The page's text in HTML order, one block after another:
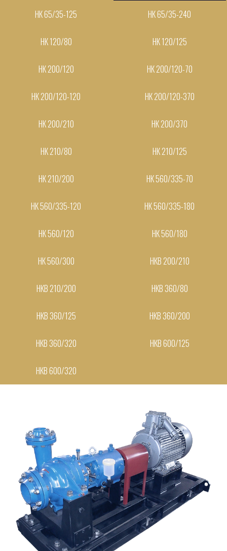
НК 65/35-125 НК 65/35-240
НК 120/80 НК 120/125
НК 200/120 НК 200/120-70
НК 200/120-120 НК 200/120-370
НК 200/210 НК 200/370
НК 210/80 НК 210/125
НК 210/200 НК 560/335-70
НК 560/335-120 НК 560/335-180
НК 560/120 НК 560/180
НК 560/300 НКВ 200/210
НКВ 210/200 НКВ 360/80
НКВ 360/125 НКВ 360/200
НКВ 360/320 НКВ 600/125
НКВ 600/320